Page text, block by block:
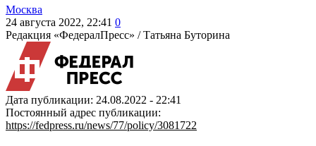
Москва
24 августа 2022, 22:41 0
Редакция «ФедералПресс» /Татьяна Буторина
Дата публикации: 24.08.2022 - 22:41
Постоянный адрес публикации:
https://fedpress.ru/news/77/policy/3081722